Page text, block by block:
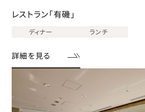
レストラン「有磯」
ディナー ランチ
詳細を見る